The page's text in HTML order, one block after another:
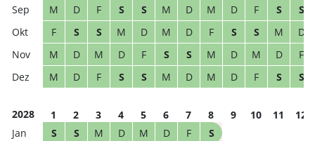
M
D F S S M D M D F S
S
F
S S M D M D F S S M
D
M
D M D F S S M D M D
F
M
D F S S M D M D F S S
2028 1 2 3 4 5 6 7 8 9 10 11
12
S
S M D M D F S